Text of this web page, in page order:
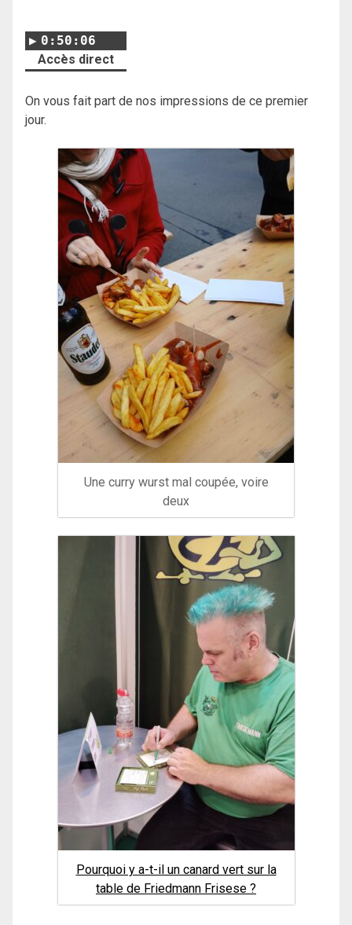
0:50:06
Accès direct
On vous fait part de nos impressions de ce premier
jour.
Une curry wurst mal coupée, voire
deux
Pourquoi y a-t-il un canard vert sur la
table de Friedmann Frisese ?